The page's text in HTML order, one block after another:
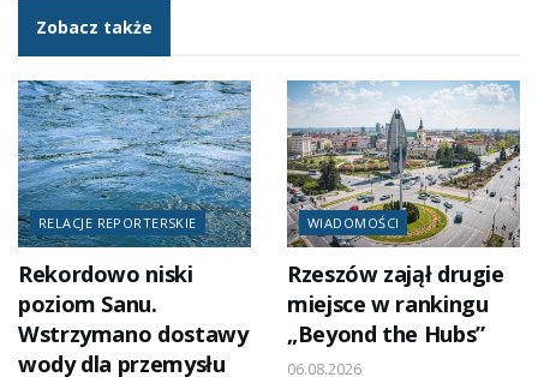
Zobacz także
RELACJE REPORTERSKIE
Rekordowo niski
poziom Sanu.
Wstrzymano dostawy
wody dla przemysłu
WIADOMOŚCI
Rzeszów zajął drugie
miejsce w rankingu
„Beyond the Hubs”
06.08.2026